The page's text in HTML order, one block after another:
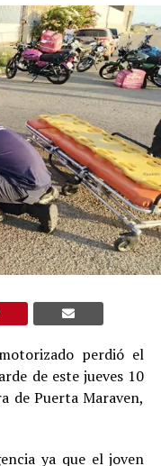
perdió el
de este jueves 10
de Puerta Maraven,
ya que el joven